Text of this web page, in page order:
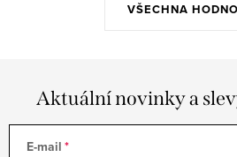
VŠECHNA
Aktuální novinky a
E-mail